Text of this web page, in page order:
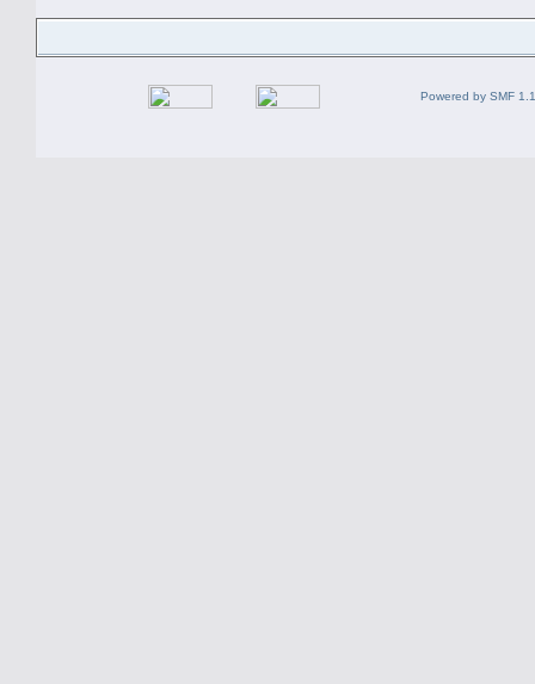
Powered by SMF